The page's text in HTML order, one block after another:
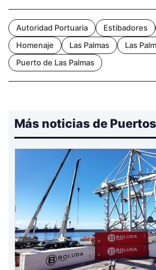
Autoridad Portuaria Estibadores
Homenaje
Las Palmas
Las
Puerto de Las Palmas
Más noticias de